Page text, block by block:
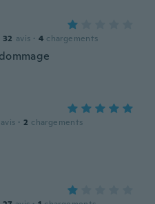
32 avis · 4 chargements
avis · 2 chargements